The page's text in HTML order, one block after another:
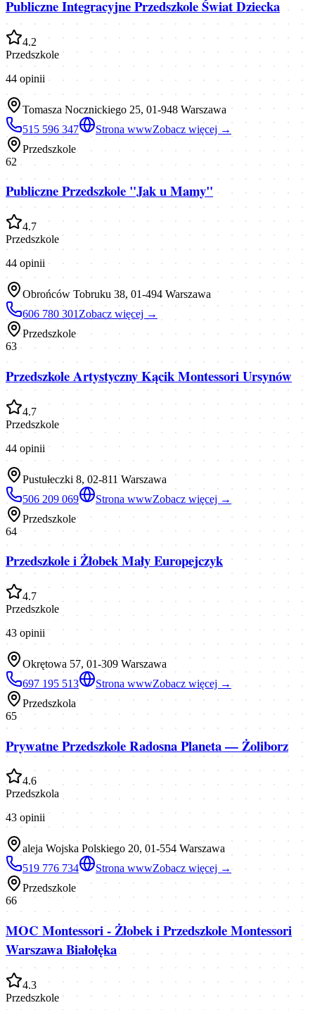
Publiczne Integracyjne Przedszkole Świat Dziecka
4.2
Przedszkole
44 opinii
Tomasza Nocznickiego 25, 01-948 Warszawa
515 596 347
Strona wwwZobacz więcej →
Przedszkole
62
Publiczne Przedszkole "Jak u Mamy"
4.7
Przedszkole
44 opinii
Obrońców Tobruku 38, 01-494 Warszawa
606 780 301 Zobacz więcej →
Przedszkole
63
Przedszkole Artystyczny Kącik Montessori Ursynów
4.7
Przedszkole
44 opinii
Pustułeczki 8, 02-811 Warszawa
506 209 069
Strona wwwZobacz więcej →
Przedszkole
64
Przedszkole i Żłobek Mały Europejczyk
4.7
Przedszkole
43 opinii
Okrętowa 57, 01-309 Warszawa
697 195 513
Strona wwwZobacz więcej →
Przedszkola
65
Prywatne Przedszkole Radosna Planeta — Żoliborz
4.6
Przedszkola
43 opinii
aleja Wojska Polskiego 20, 01-554 Warszawa
519 776 734
Strona wwwZobacz więcej →
Przedszkole
66
MOC Montessori - Żłobek i Przedszkole Montessori
Warszawa Białołęka
4.3
Przedszkole